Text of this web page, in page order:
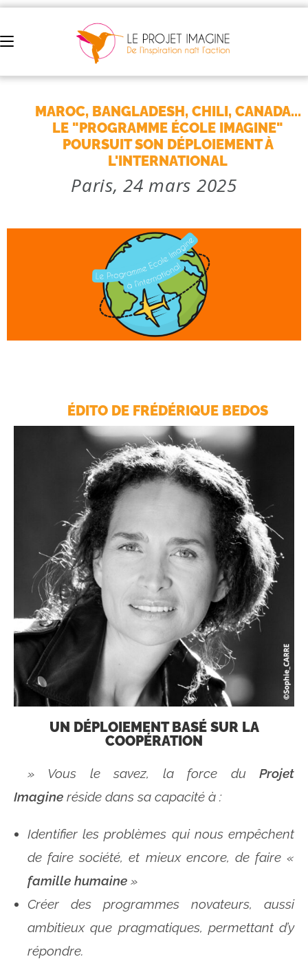
MAROC, BANGLADESH, CHILI, CANADA...
LE "PROGRAMME ÉCOLE IMAGINE"
POURSUIT SON DÉPLOIEMENT À
L'INTERNATIONAL
Paris, 24 mars 2025
ÉDITO DE FRÉDÉRIQUE BEDOS
UN DÉPLOIEMENT BASÉ SUR LA
COOPÉRATION
» Vous le savez, la force du Projet
Imagine réside dans sa capacité à :
Identifier les problèmes qui nous empêchent
de faire société, et mieux encore, de faire «
famille humaine »
Créer des programmes novateurs, aussi
ambitieux que pragmatiques, permettant d’y
répondre.